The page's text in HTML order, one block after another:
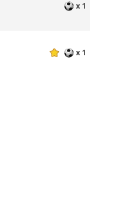
x 1
x 1